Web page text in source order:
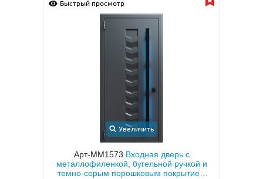
Быстрый просмотр
Увеличить
Арт-ММ1573 Входная дверь с
металлофиленкой, бугельной ручкой и
темно-серым порошковым покрытием